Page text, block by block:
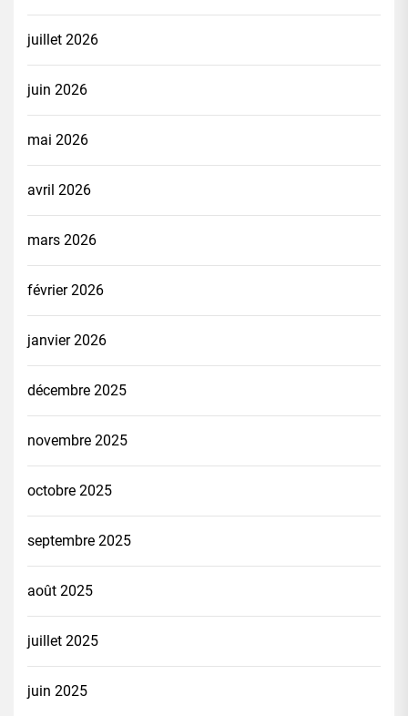
juillet 2026
juin 2026
mai 2026
avril 2026
mars 2026
février 2026
janvier 2026
décembre 2025
novembre 2025
octobre 2025
septembre 2025
août 2025
juillet 2025
juin 2025